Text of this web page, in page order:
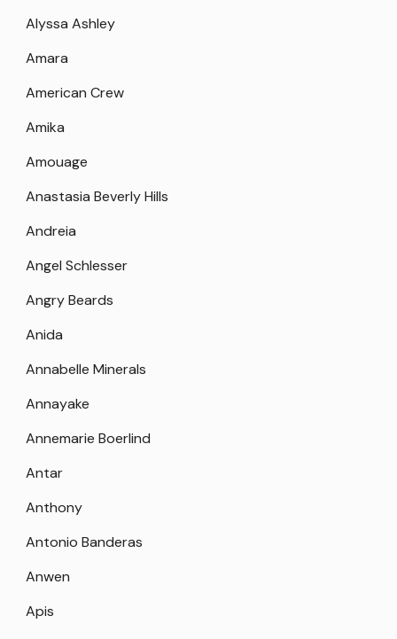
Alyssa Ashley
Amara
American Crew
Amika
Amouage
Anastasia Beverly Hills
Andreia
Angel Schlesser
Angry Beards
Anida
Annabelle Minerals
Annayake
Annemarie Boerlind
Antar
Anthony
Antonio Banderas
Anwen
Apis